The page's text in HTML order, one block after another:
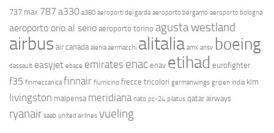
737 max 787 a330 a380 aeroporti del garda aeroporto bergamo aeroporto bologna
aeroporto orio al serio aeroporto torino agusta westland
airbus air canada alenia aermacchi alitalia amx ansv boeing
dassault easyjet ebace emirates enac enav etihad eurofighter
f35 finmeccanica finnair fiumicino frecce tricolori germanwings gripen india klm
livingston malpensa meridiana nato pc-24 pilatus qatar airways
ryanair saab united airlines vueling